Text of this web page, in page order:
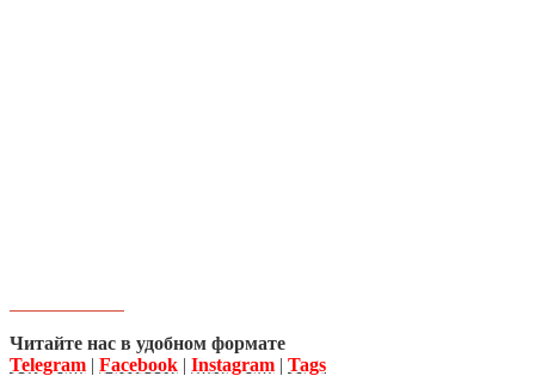
Читайте нас в удобном формате
Telegram | Facebook | Instagram | Tags